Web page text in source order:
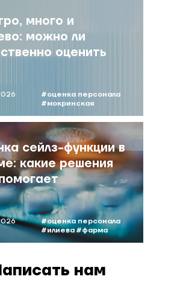
много и
можно ли
оценить
бюджете
#оценка персонала
#мокринская
оценки
сейлз-функции в
какие решения
бизнесу
#оценка персонала
#илиева#фарма
нам